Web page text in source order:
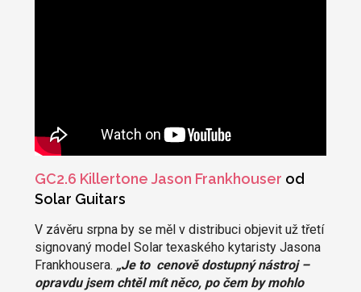
GC2.6 Killertone Jason Frankhouser od
Solar Guitars
V závěru srpna by se měl v distribuci objevit už třetí
signovaný model Solar texaského kytaristy Jasona
Frankhousera. „Je to cenově dostupný nástroj –
opravdu jsem chtěl mít něco, po čem by mohlo